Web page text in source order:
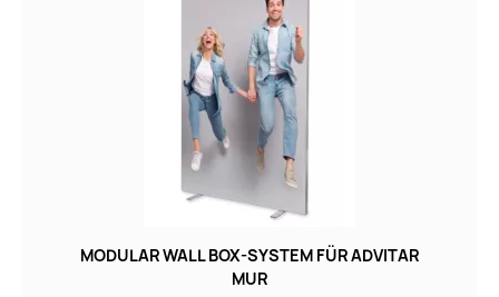
MODULAR WALL BOX-SYSTEM FÜR ADVITAR
MUR